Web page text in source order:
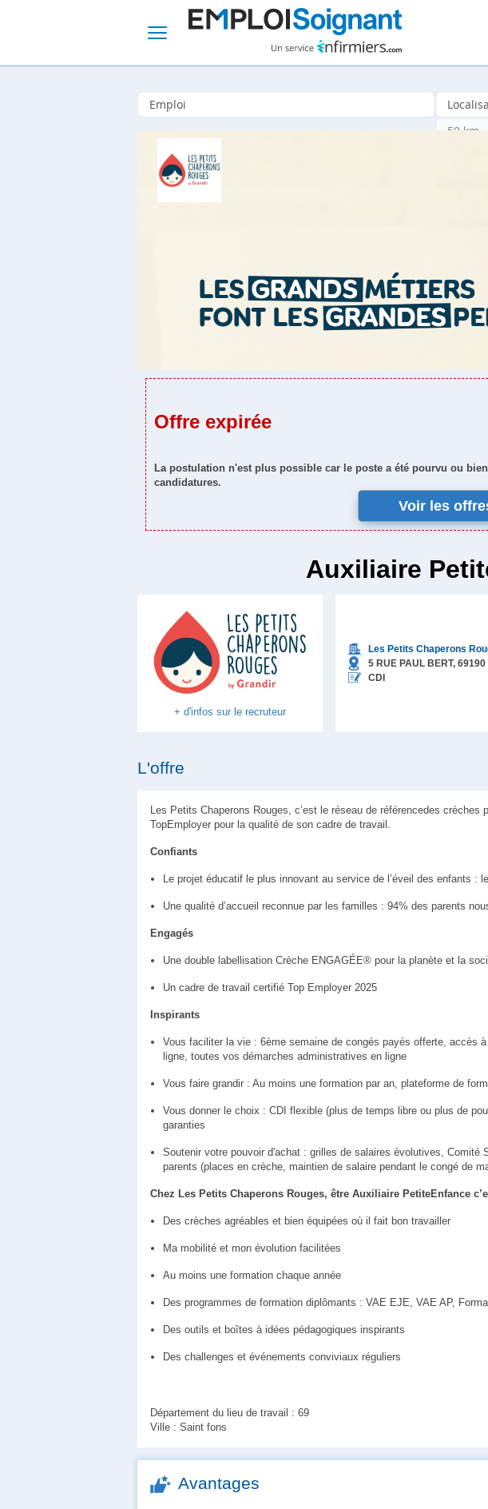
Offre expirée
La postulation n'est plus possible car le poste a été pourvu ou
candidatures.
Voir les
Auxiliaire
+ d'infos sur le recruteur
Les Petits Chaperons
5 RUE PAUL BERT, 69190
CDI
L'offre
Les Petits Chaperons Rouges, c’est le réseau de référencedes
TopEmployer pour la qualité de son cadre de travail.
Confiants
Le projet éducatif le plus innovant au service de l’éveil des enfants :
Une qualité d’accueil reconnue par les familles : 94% des parents
Engagés
Une double labellisation Crèche ENGAGÉE® pour la planète et la
Un cadre de travail certifié Top Employer 2025
Inspirants
Vous faciliter la vie : 6ème semaine de congés payés offerte, accès
ligne, toutes vos démarches administratives en ligne
Vous faire grandir : Au moins une formation par an, plateforme de
Vous donner le choix : CDI flexible (plus de temps libre ou plus de
garanties
Soutenir votre pouvoir d'achat : grilles de salaires évolutives, Comité
parents (places en crèche, maintien de salaire pendant le congé de
Chez Les Petits Chaperons Rouges, être Auxiliaire PetiteEnfance
Des crèches agréables et bien équipées où il fait bon travailler
Ma mobilité et mon évolution facilitées
Au moins une formation chaque année
Des programmes de formation diplômants : VAE EJE, VAE AP,
Des outils et boîtes à idées pédagogiques inspirants
Des challenges et événements conviviaux réguliers
Département du lieu de travail : 69
Ville : Saint fons
Avantages